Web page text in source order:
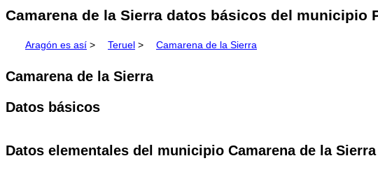
Camarena de la Sierra datos básicos del municipio
Aragón es así > Teruel > Camarena de la Sierra
Camarena de la Sierra
Datos básicos
Datos elementales del municipio Camarena de la Sierra